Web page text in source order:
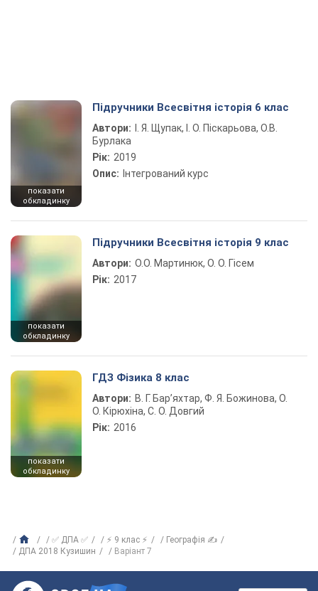
показати
обкладинку
Підручники Всесвітня історія 6 клас
Автори:
І. Я. Щупак, І. О. Піскарьова, О.В.
Бурлака
Рік: 2019
Опис: Інтегрований курс
показати
обкладинку
Підручники Всесвітня історія 9 клас
Автори: О.О. Мартинюк, О. О. Гісем
Рік: 2017
показати
обкладинку
ГДЗ Фізика 8 клас
Автори: В. Г. Бар’яхтар, Ф. Я. Божинова, О.
О. Кірюхіна, С. О. Довгий
Рік: 2016
✅ ДПА ✅ ⚡ 9 клас ⚡
Географія ✍
ДПА 2018 Кузишин
Варіант 7